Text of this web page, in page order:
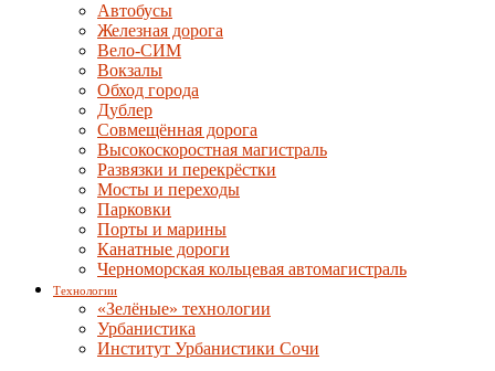
Автобусы
Железная дорога
Вело-СИМ
Вокзалы
Обход города
Дублер
Совмещённая дорога
Высокоскоростная магистраль
Развязки и перекрёстки
Мосты и переходы
Парковки
Порты и марины
Канатные дороги
Черноморская кольцевая автомагистраль
Технологии
«Зелёные» технологии
Урбанистика
Институт Урбанистики Сочи